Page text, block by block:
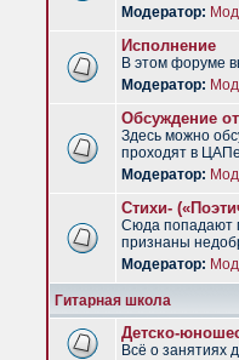
Модератор:
Исполнение
В этом форуме
Модератор:
Обсуждение
Здесь можно
проходят в ЦАПе
Модератор:
Стихи-
Сюда попадают
признаны
Модератор:
Гитарная школа
Детско-
Всё о занятиях